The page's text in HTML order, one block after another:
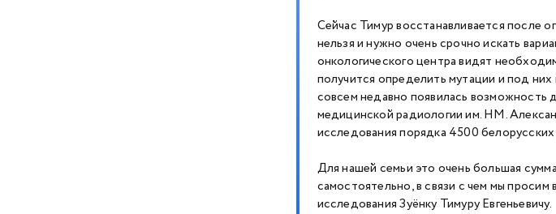
Сейчас Тимур восстанавливается после
нельзя и нужно очень срочно искать
онкологического центра видят
получится определить мутации и под
совсем недавно появилась
медицинской радиологии им. НМ.
исследования порядка 4500
Для нашей семьи это очень большая
самостоятельно, в связи с чем мы
исследования Зуёнку Тимуру Евгеньевичу.